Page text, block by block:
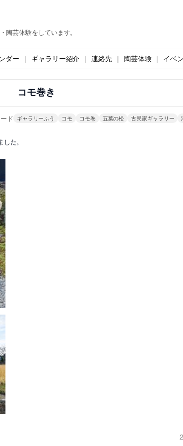
芸体験をしています。
ダー ギャラリー紹介 連絡先 陶芸体験 イベ
コモ巻き
ド ギャラリーふう コモ コモ巻 五葉の松 古民家ギャラリー
た。